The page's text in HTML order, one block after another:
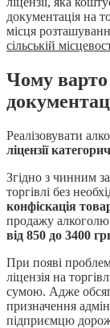
документація на
місця
сільській
Чому варто
Реалізовувати
ліцензії
Згідно з чинним
торгівлі без
конфіскація
продажу
від 850 до 3400
При появі
ліцензія на
сумою. Адже
призначення
підприємцю